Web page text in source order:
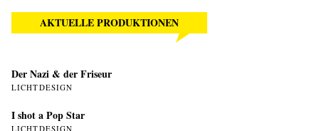
AKTUELLE PRODUKTIONEN
Der Nazi & der Friseur
LICHTDESIGN
I shot a Pop Star
LICHTDESIGN